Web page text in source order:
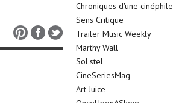
Chroniques d'une cinéphile
Sens Critique
Trailer Music Weekly
Marthy Wall
SoLstel
CineSeriesMag
Art Juice